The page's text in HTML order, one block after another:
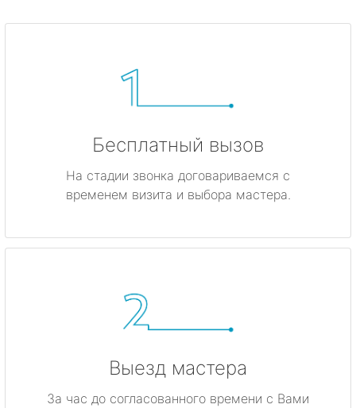
Бесплатный вызов
На стадии звонка договариваемся с
временем визита и выбора мастера.
Выезд мастера
За час до согласованного времени с Вами